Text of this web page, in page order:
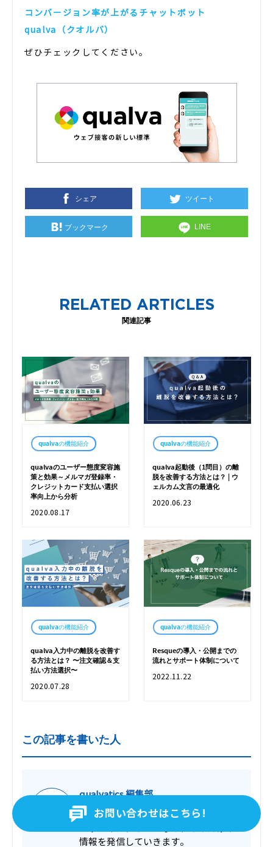
コンバージョン率が上がるチャットボット
qualva（クオルバ）
ぜひチェックしてください。
シェア ツイート
ブックマーク LINE
RELATED ARTICLES
関連記事
qualvaの機能紹介
qualvaのユーザー態度変容施
策と効果～メルマガ登録率・
クレジットカード支払い選択
率向上から分析
2020.08.17
qualvaの機能紹介
qualva起動後（1問目）の離
脱を改善する方法とは？ | ウ
ェルカム文言の最適化
2020.06.23
qualvaの機能紹介
qualva入力中の離脱を改善す
る方法とは？ 〜注文確認＆支
払い方法選択〜
2020.07.28
qualvaの機能紹介
Resqueの導入・公開までの
流れとサポート体制について
2022.11.22
この記事を書いた人
qualvatics 編集部
CVRを向上するqualvaの活用方法やユ
情報を発信していきます。
お問い合わせはこちら!